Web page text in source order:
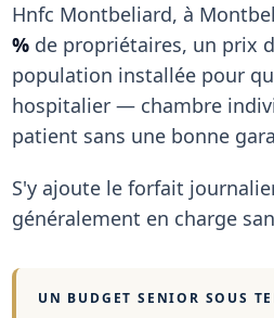
Hnfc Montbeliard, à
% de propriétaires, un prix
population installée pour
hospitalier — chambre
patient sans une bonne
S'y ajoute le forfait
généralement en charge
UN BUDGET SENIOR SOUS